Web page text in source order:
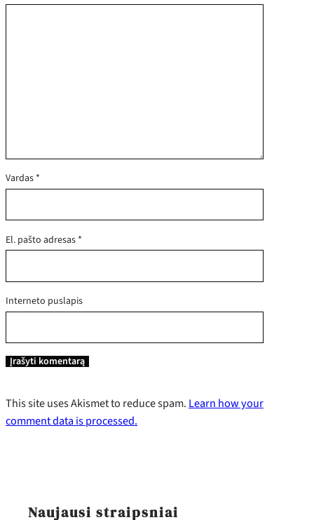
Vardas *
El. pašto adresas *
Interneto puslapis
This site uses Akismet to reduce spam. Learn how your
comment data is processed.
Naujausi straipsniai